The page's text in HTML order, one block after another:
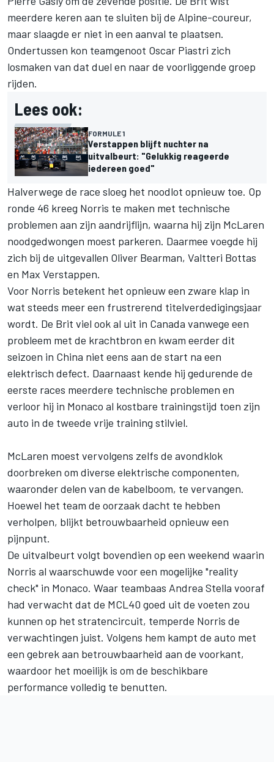
meerdere keren aan te sluiten bij de Alpine-coureur,
maar slaagde er niet in een aanval te plaatsen.
Ondertussen kon teamgenoot Oscar Piastri zich
losmaken van dat duel en naar de voorliggende groep
rijden.
Lees ook:
FORMULE 1
Verstappen blijft nuchter na
uitvalbeurt: "Gelukkig reageerde
iedereen goed"
Halverwege de race sloeg het noodlot opnieuw toe. Op
ronde 46 kreeg Norris te maken met technische
problemen aan zijn aandrijflijn, waarna hij zijn McLaren
noodgedwongen moest parkeren. Daarmee voegde hij
zich bij de uitgevallen Oliver Bearman, Valtteri Bottas
en Max Verstappen.
Voor Norris betekent het opnieuw een zware klap in
wat steeds meer een frustrerend titelverdedigingsjaar
wordt. De Brit viel ook al uit in Canada vanwege een
probleem met de krachtbron en kwam eerder dit
seizoen in China niet eens aan de start na een
elektrisch defect. Daarnaast kende hij gedurende de
eerste races meerdere technische problemen en
verloor hij in Monaco al kostbare trainingstijd toen zijn
auto in de tweede vrije training stilviel.
McLaren moest vervolgens zelfs de avondklok
doorbreken om diverse elektrische componenten,
waaronder delen van de kabelboom, te vervangen.
Hoewel het team de oorzaak dacht te hebben
verholpen, blijkt betrouwbaarheid opnieuw een
pijnpunt.
De uitvalbeurt volgt bovendien op een weekend waarin
Norris al waarschuwde voor een mogelijke "reality
check" in Monaco. Waar teambaas Andrea Stella vooraf
had verwacht dat de MCL40 goed uit de voeten zou
kunnen op het stratencircuit, temperde Norris de
verwachtingen juist. Volgens hem kampt de auto met
een gebrek aan betrouwbaarheid aan de voorkant,
waardoor het moeilijk is om de beschikbare
performance volledig te benutten.